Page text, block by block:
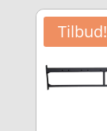
Tilbud!